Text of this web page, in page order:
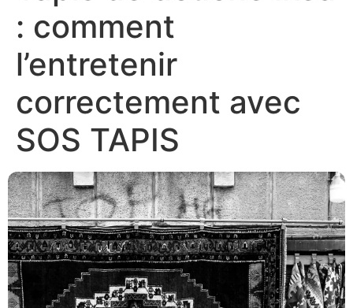
: comment
l’entretenir
correctement avec
SOS TAPIS